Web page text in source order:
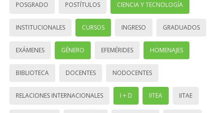
POSGRADO POSTÍTULOS CIENCIA Y TECNOLOGÍA
INSTITUCIONALES CURSOS INGRESO GRADUADOS
EXÁMENES GÉNERO EFEMÉRIDES HOMENAJES
BIBLIOTECA DOCENTES NODOCENTES
RELACIONES INTERNACIONALES I + D IITEA IITAE